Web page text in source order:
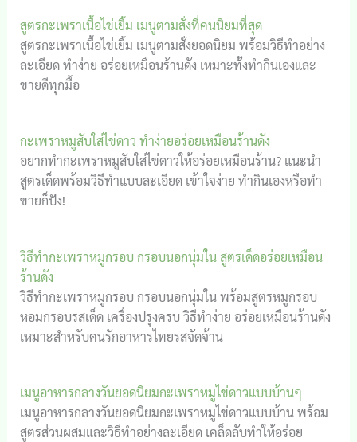
สูตรกะเพราเนื้อไข่เยิ้ม เมนูตามสั่งที่คนนิยมที่สุด
สูตรกะเพราเนื้อไข่เยิ้ม เมนูตามสั่งยอดนิยม พร้อมวิธีทำอย่าง
ละเอียด ทำง่าย อร่อยเหมือนร้านดัง เหมาะทั้งทำกินเองและ
ขายดีทุกมื้อ
กะเพราหมูสับใส่ไข่ดาว ทำง่ายอร่อยเหมือนร้านดัง
อยากทำกะเพราหมูสับใส่ไข่ดาวให้อร่อยเหมือนร้าน? แนะนำ
สูตรเด็ดพร้อมวิธีทำแบบละเอียด เข้าใจง่าย ทำกินเองหรือทำ
ขายก็ปัง!
วิธีทำกะเพราหมูกรอบ กรอบนอกนุ่มใน สูตรเด็ดอร่อยเหมือน
ร้านดัง
วิธีทำกะเพราหมูกรอบ กรอบนอกนุ่มใน พร้อมสูตรหมูกรอบ
หอมกรอบรสเด็ด เครื่องปรุงครบ วิธีทำง่าย อร่อยเหมือนร้านดัง
เหมาะสำหรับคนรักอาหารไทยรสจัดจ้าน
เมนูอาหารกลางวันยอดนิยมกะเพราหมูไข่ดาวแบบบ้านๆ
เมนูอาหารกลางวันยอดนิยมกะเพราหมูไข่ดาวแบบบ้าน พร้อม
สูตรส่วนผสมและวิธีทำอย่างละเอียด เคล็ดลับทำให้อร่อย